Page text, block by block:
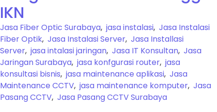
IKN
Jasa Fiber Optic Surabaya, jasa instalasi, Jasa Instalasi
Fiber Optik, Jasa Instalasi Server, Jasa Installasi
Server, jasa intalasi jaringan, Jasa IT Konsultan, Jasa
Jaringan Surabaya, jasa konfgurasi router, jasa
konsultasi bisnis, jasa maintenance aplikasi, Jasa
Maintenance CCTV, jasa maintenance komputer, Jasa
Pasang CCTV, Jasa Pasang CCTV Surabaya